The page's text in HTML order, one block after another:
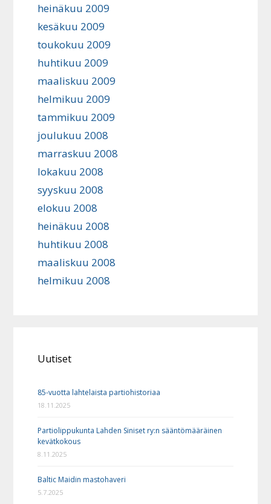
heinäkuu 2009
kesäkuu 2009
toukokuu 2009
huhtikuu 2009
maaliskuu 2009
helmikuu 2009
tammikuu 2009
joulukuu 2008
marraskuu 2008
lokakuu 2008
syyskuu 2008
elokuu 2008
heinäkuu 2008
huhtikuu 2008
maaliskuu 2008
helmikuu 2008
Uutiset
85-vuotta lahtelaista partiohistoriaa
18.11.2025
Partiolippukunta Lahden Siniset ry:n sääntömääräinen
kevätkokous
8.11.2025
Baltic Maidin mastohaveri
5.7.2025